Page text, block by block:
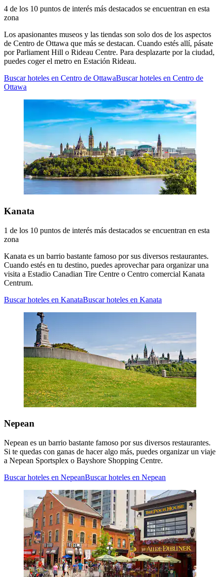
4 de los 10 puntos de interés más destacados se encuentran en esta
zona
Los apasionantes museos y las tiendas son solo dos de los aspectos
de Centro de Ottawa que más se destacan. Cuando estés allí, pásate
por Parliament Hill o Rideau Centre. Para desplazarte por la ciudad,
puedes coger el metro en Estación Rideau.
Buscar hoteles en Centro de OttawaBuscar hoteles en Centro de
Ottawa
Kanata
1 de los 10 puntos de interés más destacados se encuentran en esta
zona
Kanata es un barrio bastante famoso por sus diversos restaurantes.
Cuando estés en tu destino, puedes aprovechar para organizar una
visita a Estadio Canadian Tire Centre o Centro comercial Kanata
Centrum.
Buscar hoteles en KanataBuscar hoteles en Kanata
Nepean
Nepean es un barrio bastante famoso por sus diversos restaurantes.
Si te quedas con ganas de hacer algo más, puedes organizar un viaje
a Nepean Sportsplex o Bayshore Shopping Centre.
Buscar hoteles en NepeanBuscar hoteles en Nepean